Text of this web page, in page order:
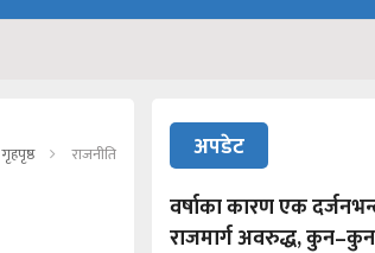
गृहपृष्ठ राजनीति
अपडेट
वर्षाका कारण एक
राजमार्ग अवरुद्ध,